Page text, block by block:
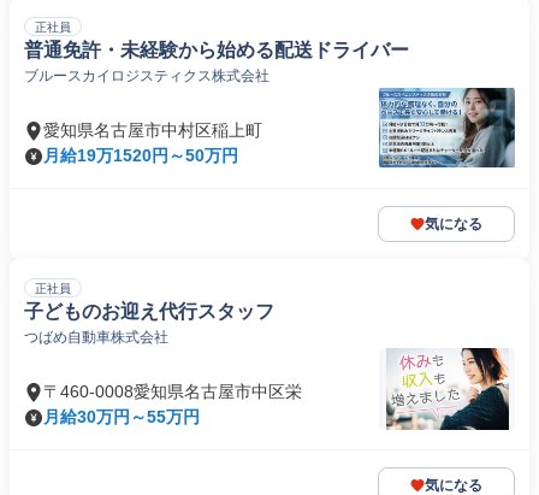
正社員
普通免許・未経験から始める配送ドライバー
ブルースカイロジスティクス株式会社
愛知県名古屋市中村区稲上町
月給19万1520円～50万円
気になる
正社員
子どものお迎え代行スタッフ
つばめ自動車株式会社
〒460-0008愛知県名古屋市中区栄
月給30万円～55万円
気になる